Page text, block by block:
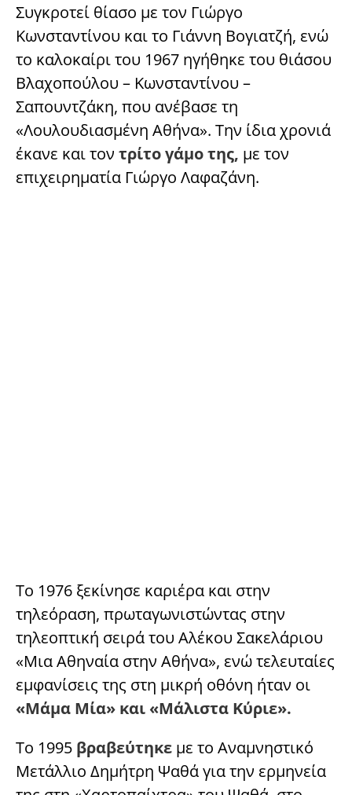
Συγκροτεί θίασο με τον Γιώργο
Κωνσταντίνου και το Γιάννη Βογιατζή, ενώ
το καλοκαίρι του 1967 ηγήθηκε του θιάσου
Βλαχοπούλου – Κωνσταντίνου –
Σαπουντζάκη, που ανέβασε τη
«Λουλουδιασμένη Αθήνα». Την ίδια χρονιά
έκανε και τον τρίτο γάμο της, με τον
επιχειρηματία Γιώργο Λαφαζάνη.
Το 1976 ξεκίνησε καριέρα και στην
τηλεόραση, πρωταγωνιστώντας στην
τηλεοπτική σειρά του Αλέκου Σακελάριου
«Μια Αθηναία στην Αθήνα», ενώ τελευταίες
εμφανίσεις της στη μικρή οθόνη ήταν οι
«Μάμα Μία» και «Μάλιστα Κύριε».
Το 1995 βραβεύτηκε με το Αναμνηστικό
Μετάλλιο Δημήτρη Ψαθά για την ερμηνεία